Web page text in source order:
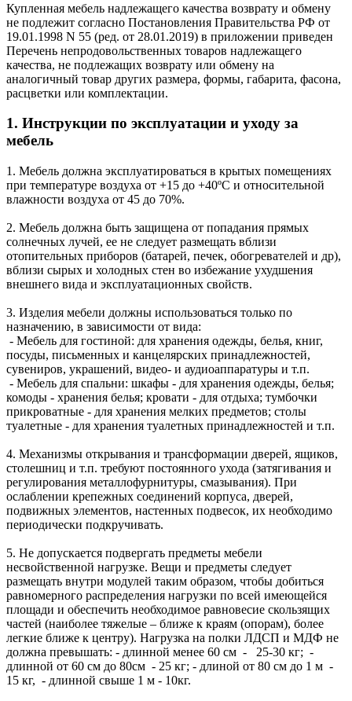
Купленная мебель надлежащего качества возврату и обмену
не подлежит согласно Постановления Правительства РФ от
19.01.1998 N 55 (ред. от 28.01.2019) в приложении приведен
Перечень непродовольственных товаров надлежащего
качества, не подлежащих возврату или обмену на
аналогичный товар других размера, формы, габарита, фасона,
расцветки или комплектации.
1. Инструкции по эксплуатации и уходу за
мебель
1. Мебель должна эксплуатироваться в крытых помещениях
при температуре воздуха от +15 до +40ºС и относительной
влажности воздуха от 45 до 70%.
2. Мебель должна быть защищена от попадания прямых
солнечных лучей, ее не следует размещать вблизи
отопительных приборов (батарей, печек, обогревателей и др),
вблизи сырых и холодных стен во избежание ухудшения
внешнего вида и эксплуатационных свойств.
3. Изделия мебели должны использоваться только по
назначению, в зависимости от вида:
- Мебель для гостиной: для хранения одежды, белья, книг,
посуды, письменных и канцелярских принадлежностей,
сувениров, украшений, видео- и аудиоаппаратуры и т.п.
- Мебель для спальни: шкафы - для хранения одежды, белья;
комоды - хранения белья; кровати - для отдыха; тумбочки
прикроватные - для хранения мелких предметов; столы
туалетные - для хранения туалетных принадлежностей и т.п.
4. Механизмы открывания и трансформации дверей, ящиков,
столешниц и т.п. требуют постоянного ухода (затягивания и
регулирования металлофурнитуры, смазывания). При
ослаблении крепежных соединений корпуса, дверей,
подвижных элементов, настенных подвесок, их необходимо
периодически подкручивать.
5. Не допускается подвергать предметы мебели
несвойственной нагрузке. Вещи и предметы следует
размещать внутри модулей таким образом, чтобы добиться
равномерного распределения нагрузки по всей имеющейся
площади и обеспечить необходимое равновесие скользящих
частей (наиболее тяжелые – ближе к краям (опорам), более
легкие ближе к центру). Нагрузка на полки ЛДСП и МДФ не
должна превышать: - длинной менее 60 см - 25-30 кг; -
длинной от 60 см до 80см - 25 кг; - длиной от 80 см до 1 м -
15 кг, - длинной свыше 1 м - 10кг.